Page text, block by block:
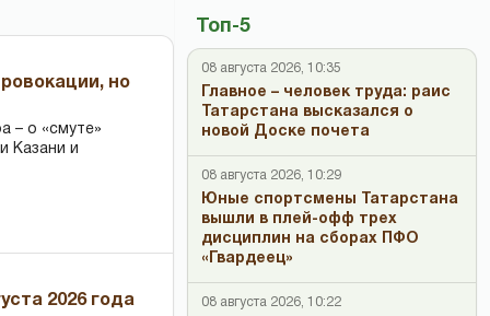
но
– о «смуте»
Казани и
2026 года
Топ-5
08 августа 2026, 10:35
Главное – человек труда: раис
Татарстана высказался о
новой Доске почета
08 августа 2026, 10:29
Юные спортсмены Татарстана
вышли в плей-офф трех
дисциплин на сборах ПФО
«Гвардеец»
08 августа 2026, 10:22